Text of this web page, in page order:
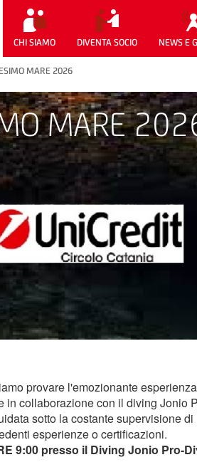
CHI SIAMO DIVENTA SOCIO NEWS E
MARE 2026
MARE
provare l'emozionante
in collaborazione con il diving Jonio
sotto la costante supervisione
esperienze o certificazioni.
9:00 presso il Diving Jonio Pro-